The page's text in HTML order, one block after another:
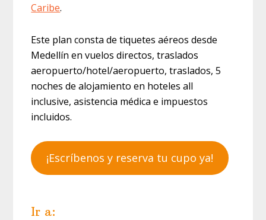
Caribe.
Este plan consta de tiquetes aéreos desde
Medellín en vuelos directos, traslados
aeropuerto/hotel/aeropuerto, traslados, 5
noches de alojamiento en hoteles all
inclusive, asistencia médica e impuestos
incluidos.
¡Escríbenos y reserva tu cupo ya!
Ir a: